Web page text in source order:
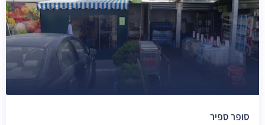
סופר ספיר